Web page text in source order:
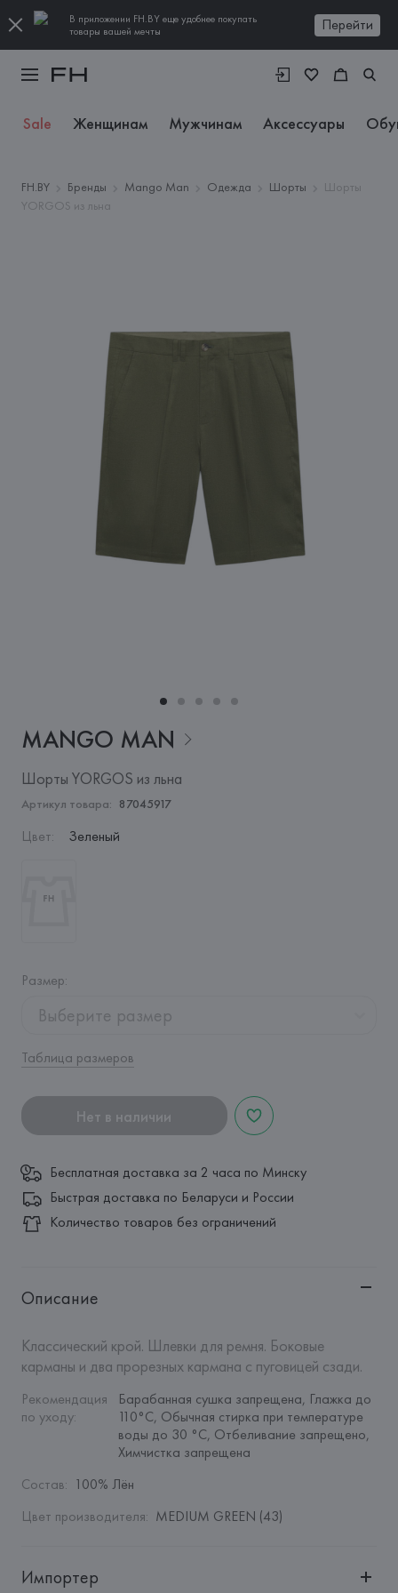
В приложении FH.BY еще удобнее покупать
товары вашей мечты
Перейти
Sale Женщинам Мужчинам Аксессуары
FH.BY Бренды Mango Man Одежда Шорты
Шорты
YORGOS из льна
MANGO MAN
Шорты YORGOS из льна
Артикул товара: 87045917
Цвет: Зеленый
Размер:
Выберите размер
Таблица размеров
Нет в наличии
Бесплатная доставка за 2 часа по Минску
Быстрая доставка по Беларуси и России
Количество товаров без ограничений
Описание
Классический крой. Шлевки для ремня. Боковые
карманы и два прорезных кармана с пуговицей сзади.
Рекомендация
по уходу:
Барабанная сушка запрещена, Глажка до
110°C, Обычная стирка при температуре
воды до 30 °C, Отбеливание запрещено,
Химчистка запрещена
Состав: 100% Лён
Цвет производителя: MEDIUM GREEN (43)
Импортер